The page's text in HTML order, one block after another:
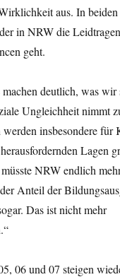
aus. In
in NRW die
geht.
deutlich, was wir
Ungleichheit nimmt
insbesondere für
Lagen
NRW endlich
Anteil der
Das ist nicht mehr
06 und 07 steigen